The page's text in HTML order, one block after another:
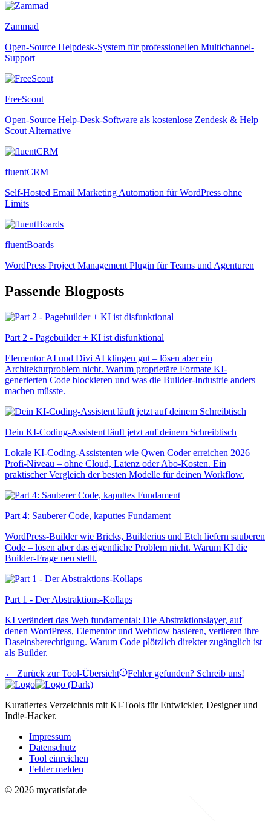
Zammad
Open-Source Helpdesk-System für professionellen Multichannel-
Support
FreeScout
Open-Source Help-Desk-Software als kostenlose Zendesk & Help
Scout Alternative
fluentCRM
Self-Hosted Email Marketing Automation für WordPress ohne
Limits
fluentBoards
WordPress Project Management Plugin für Teams und Agenturen
Passende Blogposts
Part 2 - Pagebuilder + KI ist disfunktional
Elementor AI und Divi AI klingen gut – lösen aber ein
Architekturproblem nicht. Warum proprietäre Formate KI-
generierten Code blockieren und was die Builder-Industrie anders
machen müsste.
Dein KI-Coding-Assistent läuft jetzt auf deinem Schreibtisch
Lokale KI-Coding-Assistenten wie Qwen Coder erreichen 2026
Profi-Niveau – ohne Cloud, Latenz oder Abo-Kosten. Ein
praktischer Vergleich der besten Modelle für deinen Workflow.
Part 4: Sauberer Code, kaputtes Fundament
WordPress-Builder wie Bricks, Builderius und Etch liefern sauberen
Code – lösen aber das eigentliche Problem nicht. Warum KI die
Builder-Frage neu stellt.
Part 1 - Der Abstraktions-Kollaps
KI verändert das Web fundamental: Die Abstraktionslayer, auf
denen WordPress, Elementor und Webflow basieren, verlieren ihre
Daseinsberechtigung. Warum Code plötzlich direkter zugänglich ist
als Builder.
← Zurück zur Tool-Übersicht
Fehler gefunden? Schreib uns!
Kuratiertes Verzeichnis mit KI-Tools für Entwickler, Designer und
Indie-Hacker.
Impressum
Datenschutz
Tool einreichen
Fehler melden
© 2026 mycatisfat.de